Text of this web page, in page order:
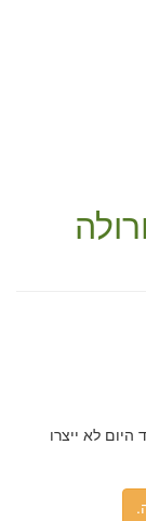
לא ייצרו